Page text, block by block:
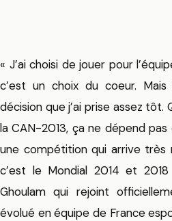
« J’ai choisi de jouer pour
c’est un choix du coeur.
décision que j’ai prise assez
la CAN-2013, ça ne dépend
une compétition qui arrive
c’est le Mondial 2014 et
Ghoulam qui rejoint
évolué en équipe de France